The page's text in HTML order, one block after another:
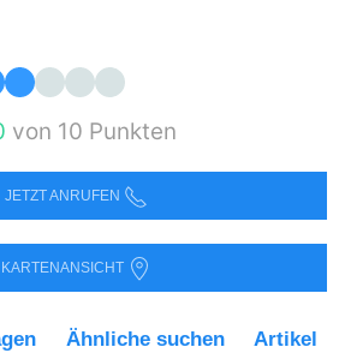
von 10 Punkten
JETZT ANRUFEN
KARTENANSICHT
Ähnliche suchen Artikel